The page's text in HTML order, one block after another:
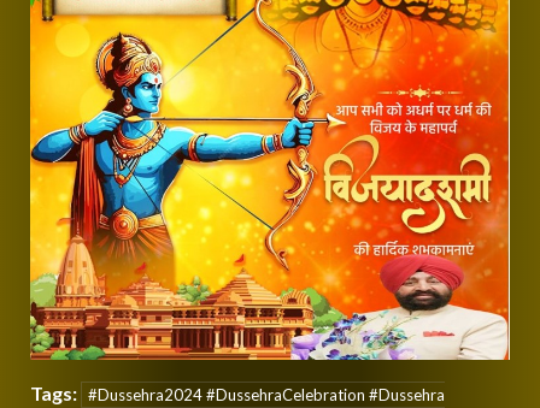
Tags: #Dussehra2024 #DussehraCelebration #Dussehra